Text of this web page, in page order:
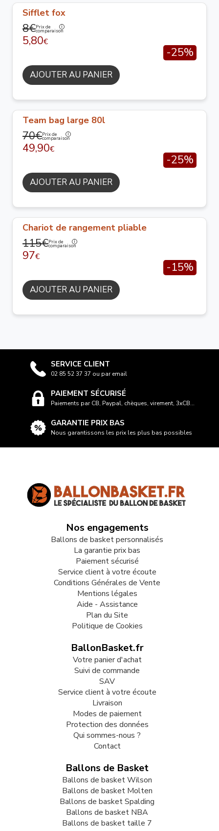
Sifflet fox
8€Prix de
comparaison
5,80€
-25%
AJOUTER AU PANIER
Team bag large 80l
70€Prix de
comparaison
49,90€
-25%
AJOUTER AU PANIER
Chariot de rangement pliable
115€Prix de
comparaison
97€
-15%
AJOUTER AU PANIER
SERVICE CLIENT
02 85 52 37 37 ou par email
PAIEMENT SÉCURISÉ
Paiements par CB, Paypal, chèques, virement, 3xCB...
GARANTIE PRIX BAS
Nous garantissons les prix les plus bas possibles
Nos engagements
Ballons de basket personnalisés
La garantie prix bas
Paiement sécurisé
Service client à votre écoute
Conditions Générales de Vente
Mentions légales
Aide - Assistance
Plan du Site
Politique de Cookies
BallonBasket.fr
Votre panier d'achat
Suivi de commande
SAV
Service client à votre écoute
Livraison
Modes de paiement
Protection des données
Qui sommes-nous ?
Contact
Ballons de Basket
Ballons de basket Wilson
Ballons de basket Molten
Ballons de basket Spalding
Ballons de basket NBA
Ballons de basket taille 7